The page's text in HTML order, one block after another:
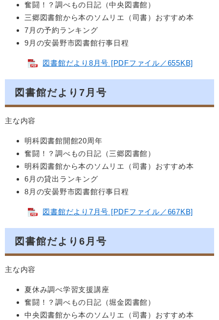
奮闘！？調べもの日記（中央図書館）
三郷図書館から本のソムリエ（司書）おすすめ本
7月の予約ランキング
9月の安曇野市図書館行事日程
図書館だより8月号 [PDFファイル／655KB]
図書館だより7月号
主な内容
明科図書館開館20周年
奮闘！？調べもの日記（三郷図書館）
明科図書館から本のソムリエ（司書）おすすめ本
6月の貸出ランキング
8月の安曇野市図書館行事日程
図書館だより7月号 [PDFファイル／667KB]
図書館だより6月号
主な内容
夏休み調べ学習支援講座
奮闘！？調べもの日記（堀金図書館）
中央図書館から本のソムリエ（司書）おすすめ本